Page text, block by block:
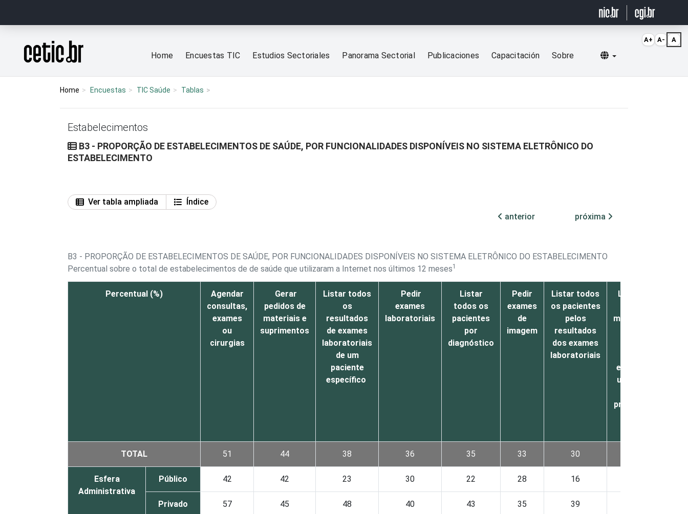
Página inicial
Home Encuestas TIC Estudios Sectoriales Panorama Sectorial Publicaciones Capacitación Sobre Selecionar idioma
Home Encuestas TIC Saúde Tablas
Estabelecimentos
B3 - PROPORÇÃO DE ESTABELECIMENTOS DE SAÚDE, POR FUNCIONALIDADES DISPONÍVEIS NO SISTEMA ELETRÔNICO DO
ESTABELECIMENTO
Ver tabla ampliada
Índice
anterior
próxima
B3 - PROPORÇÃO DE ESTABELECIMENTOS DE SAÚDE, POR FUNCIONALIDADES DISPONÍVEIS NO SISTEMA ELETRÔNICO DO ESTABELECIMENTO
Percentual sobre o total de estabelecimentos de de saúde que utilizaram a Internet nos últimos 12 meses1
Percentual (%)
Agendar
consultas,
exames
ou
cirurgias
Gerar
pedidos de
materiais e
suprimentos
Listar todos
os
resultados
de exames
laboratoriais
de um
paciente
específico
Pedir
exames
laboratoriais
Listar
todos os
pacientes
por
diagnóstico
Pedir
exames
de
imagem
Listar todos
os pacientes
pelos
resultados
dos exames
laboratoriais
Listar todos
medicamentos
está fazendo
uso incluindo
prescritos por
TOTAL 51 44 38 36 35 33 30
Esfera
Administrativa
Público 42 42 23 30 22 28 16
Privado 57 45 48 40 43 35 39
A+ A- A